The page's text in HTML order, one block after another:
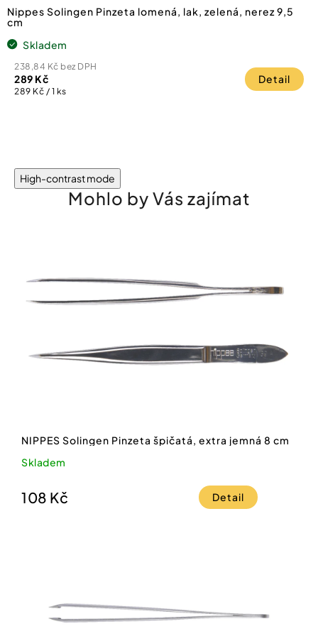
Nippes Solingen Pinzeta lomená, lak, zelená, nerez 9,5
cm
Skladem
238,84 Kč bez DPH
289 Kč
Měrná
289 Kč / 1 ks
Detail
High-contrast mode
Mohlo by Vás zajímat
NIPPES Solingen Pinzeta špičatá, extra jemná 8 cm
Skladem
108 Kč Detail